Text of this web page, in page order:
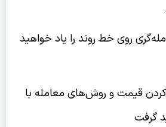
روی خط روند را یاد خواهید
کردن قیمت و روش‌های معامله با
گرفت